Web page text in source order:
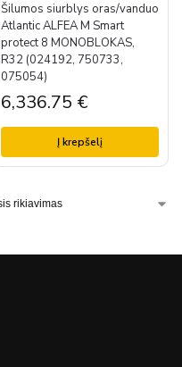
Šilumos siurblys oras/vanduo
Atlantic ALFEA M Smart
protect 8 MONOBLOKAS,
R32 (024192, 750733,
075054)
6,336.75 €
Į krepšelį